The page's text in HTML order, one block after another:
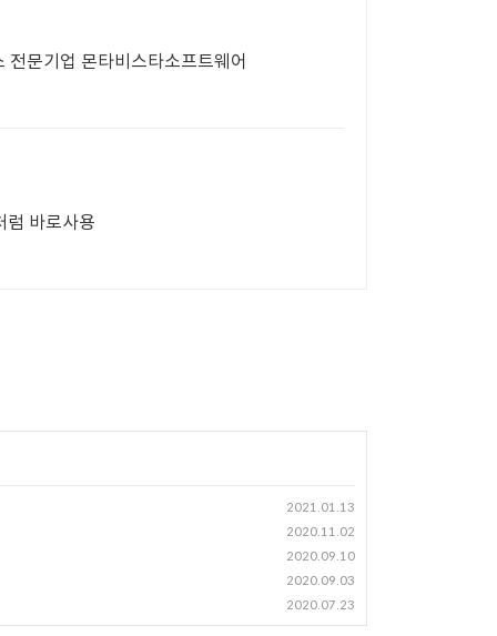
문기업 몬타비스타소프트웨어
럼 바로사용
2021.01.13
2020.11.02
2020.09.10
2020.09.03
2020.07.23